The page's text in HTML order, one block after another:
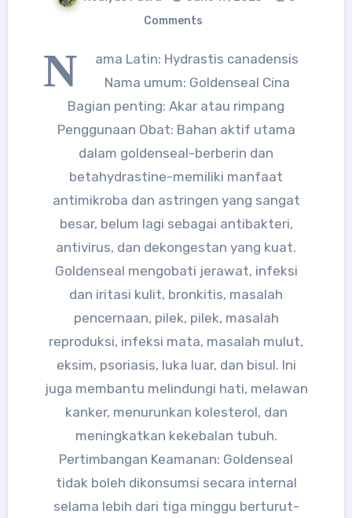
Comments
N
ama Latin: Hydrastis canadensis
Nama umum: Goldenseal Cina
Bagian penting: Akar atau rimpang
Penggunaan Obat: Bahan aktif utama
dalam goldenseal-berberin dan
betahydrastine-memiliki manfaat
antimikroba dan astringen yang sangat
besar, belum lagi sebagai antibakteri,
antivirus, dan dekongestan yang kuat.
Goldenseal mengobati jerawat, infeksi
dan iritasi kulit, bronkitis, masalah
pencernaan, pilek, pilek, masalah
reproduksi, infeksi mata, masalah mulut,
eksim, psoriasis, luka luar, dan bisul. Ini
juga membantu melindungi hati, melawan
kanker, menurunkan kolesterol, dan
meningkatkan kekebalan tubuh.
Pertimbangan Keamanan: Goldenseal
tidak boleh dikonsumsi secara internal
selama lebih dari tiga minggu berturut-